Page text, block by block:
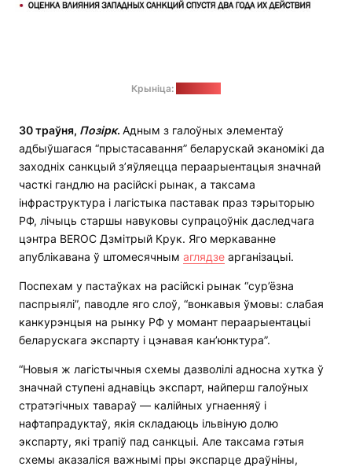
Крыніца:
30 траўня, Позірк. Адным з галоўных элементаў
адбыўшагася “прыстасавання” беларускай эканомікі да
заходніх санкцый з’яўляецца пераарыентацыя значнай
часткі гандлю на расійскі рынак, а таксама
інфраструктура і лагістыка паставак праз тэрыторыю
РФ, лічыць старшы навуковы супрацоўнік даследчага
цэнтра BEROC Дзмітрый Крук. Яго меркаванне
апублікавана ў штомесячным аглядзе арганізацыі.
Поспехам у пастаўках на расійскі рынак “сур’ёзна
паспрыялі”, паводле яго слоў, “вонкавыя ўмовы: слабая
канкурэнцыя на рынку РФ у момант пераарыентацыі
беларускага экспарту і цэнавая кан’юнктура”.
“Новыя ж лагістычныя схемы дазволілі адносна хутка ў
значнай ступені аднавіць экспарт, найперш галоўных
стратэгічных тавараў — калійных угнаенняў і
нафтапрадуктаў, якія складаюць ільвіную долю
экспарту, які трапіў пад санкцыі. Але таксама гэтыя
схемы аказаліся важнымі пры экспарце драўніны,